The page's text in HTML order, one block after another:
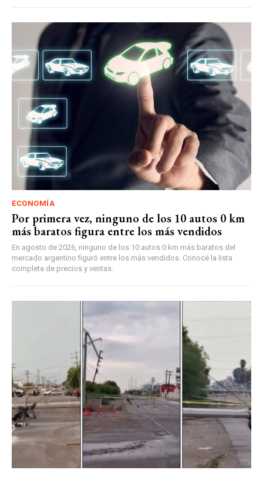
ECONOMÍA
Por primera vez, ninguno de los 10 autos 0 km
más baratos figura entre los más vendidos
En agosto de 2026, ninguno de los 10 autos 0 km más baratos del
mercado argentino figuró entre los más vendidos. Conocé la lista
completa de precios y ventas.